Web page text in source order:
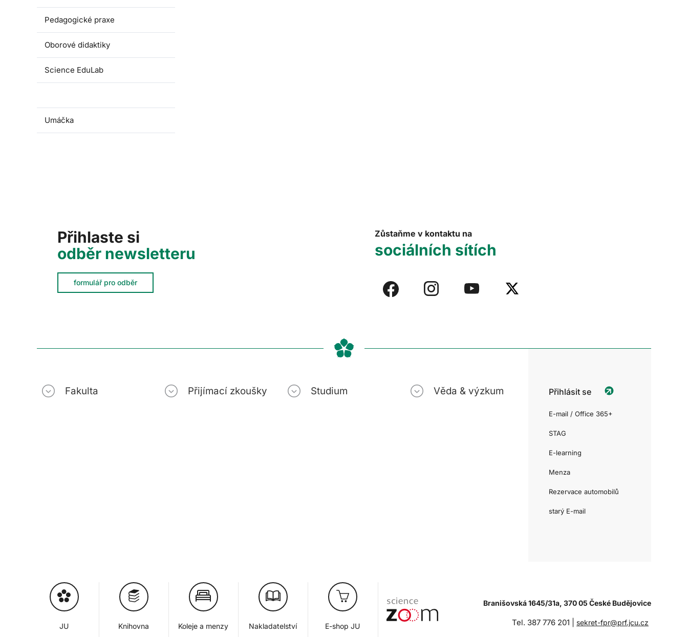
Pedagogické praxe
Oborové didaktiky
Science EduLab
Umáčka
Přihlaste si
odběr newsletteru
formulář pro odběr
Zůstaňme v kontaktu na
sociálních sítích
Fakulta Přijímací zkoušky Studium Věda & výzkum Přihlásit se
E-mail / Office 365+
STAG
E-learning
Menza
Rezervace automobilů
starý E-mail
JU Knihovna Koleje a menzy Nakladatelství E-shop JU
Branišovská 1645/31a, 370 05 České Budějovice
Tel. 387 776 201 | sekret-fpr@prf.jcu.cz